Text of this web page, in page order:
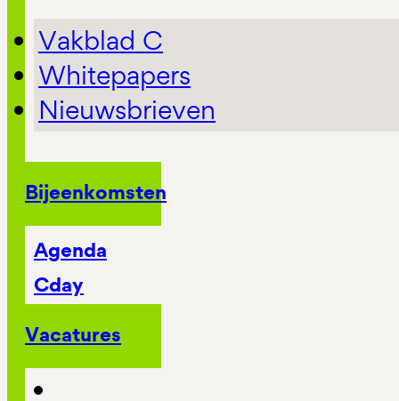
Vakblad C
Whitepapers
Nieuwsbrieven
Bijeenkomsten
Agenda
Cday
Vacatures